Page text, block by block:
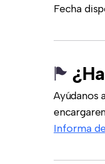
Fecha
Ayúdanos
Informa